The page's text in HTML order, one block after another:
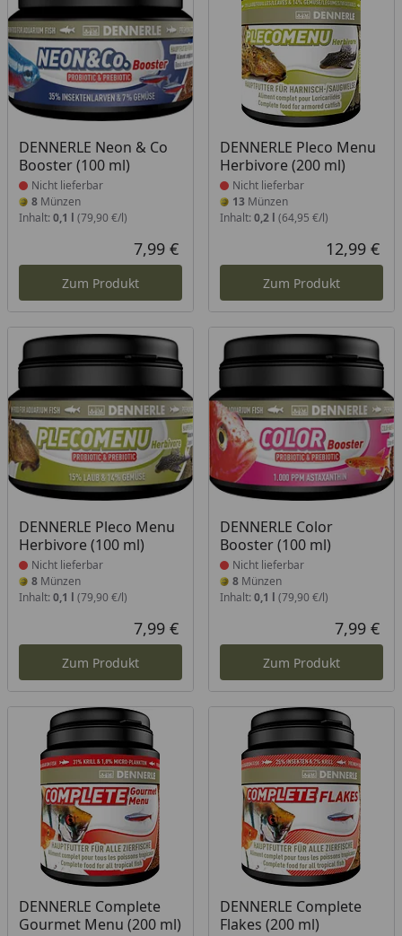
DENNERLE Neon & Co
Booster (100 ml)
Produkt nicht lieferbar
Nicht lieferbar
8 Münzen
Inhalt: 0,1 l (79,90 €/l)
Aktueller Preis
7,99 €
Zum Produkt
DENNERLE Pleco Menu
Herbivore (200 ml)
Produkt nicht lieferbar
Nicht lieferbar
13Münzen
Inhalt: 0,2 l (64,95 €/l)
12,99 €
Zum Produkt
DENNERLE Pleco Menu
Herbivore (100 ml)
Produkt nicht lieferbar
Nicht lieferbar
8 Münzen
Inhalt: 0,1 l (79,90 €/l)
Aktueller Preis
7,99 €
Zum Produkt
DENNERLE Color
Booster (100 ml)
Produkt nicht lieferbar
Nicht lieferbar
8Münzen
Inhalt: 0,1 l (79,90 €/l)
7,99 €
Zum Produkt
DENNERLE Complete
Gourmet Menu (200 ml)
Produkt nicht lieferbar
DENNERLE Complete
Flakes (200 ml)
Produkt nicht lieferbar